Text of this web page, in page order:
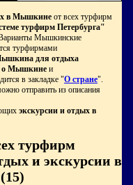
в Мышкине от всех турфирм
турфирм Петербурга"
Мышкинские
турфирмами
для отдыха
о Мышкине и
в закладке "О стране".
отправить из описания
экскурсии и отдых в
турфирм
и экскурсии в